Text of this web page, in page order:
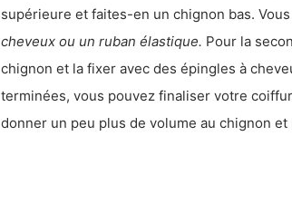
supérieure et faites-en un chignon bas.
cheveux ou un ruban élastique. Pour la
chignon et la fixer avec des épingles à
terminées, vous pouvez finaliser votre
donner un peu plus de volume au chignon